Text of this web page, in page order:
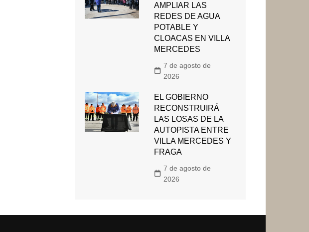
AMPLIAR LAS
REDES DE AGUA
POTABLE Y
CLOACAS EN VILLA
MERCEDES
7 de agosto de
2026
EL GOBIERNO
RECONSTRUIRÁ
LAS LOSAS DE LA
AUTOPISTA ENTRE
VILLA MERCEDES Y
FRAGA
7 de agosto de
2026